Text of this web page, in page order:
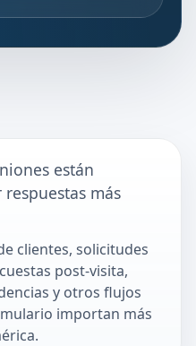
están
más
clientes, solicitudes
post-visita,
y otros flujos
importan más